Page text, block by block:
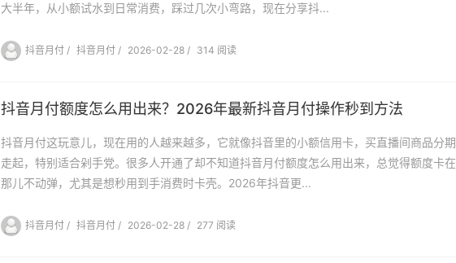
大半年，从小额试水到日常消费，踩过几次小弯路，现在分享抖...
抖音月付 / 抖音月付 / 2026-02-28 / 314 阅读
抖音月付额度怎么用出来？2026年最新抖音月付操作秒到方法
抖音月付这玩意儿，现在用的人越来越多，它就像抖音里的小额信用卡，买直播间商品分期
走起，特别适合剁手党。很多人开通了却不知道抖音月付额度怎么用出来，总觉得额度卡在
那儿不动弹，尤其是想秒用到手消费时卡壳。2026年抖音更...
抖音月付 / 抖音月付 / 2026-02-28 / 277 阅读